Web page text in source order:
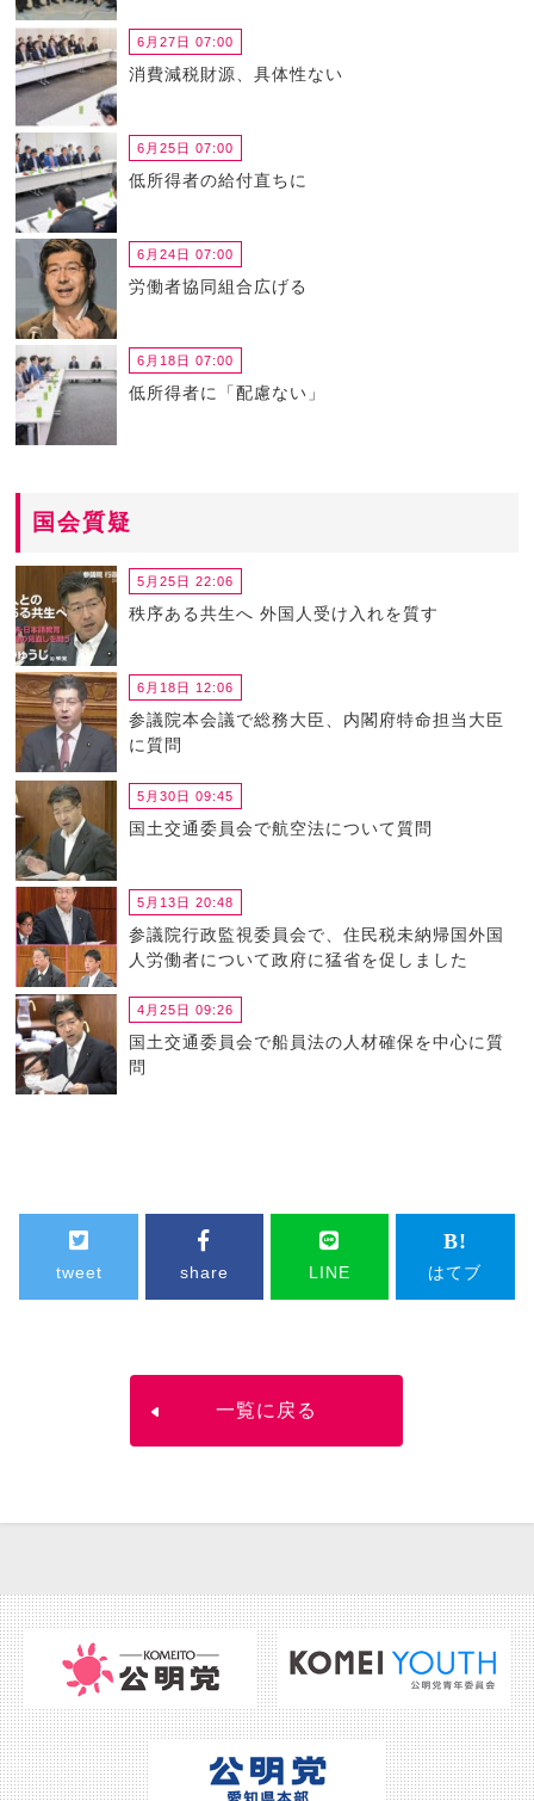
6月27日 07:00
消費減税財源、具体性ない
6月25日 07:00
低所得者の給付直ちに
6月24日 07:00
労働者協同組合広げる
6月18日 07:00
低所得者に「配慮ない」
国会質疑
5月25日 22:06
秩序ある共生へ 外国人受け入れを質す
6月18日 12:06
参議院本会議で総務大臣、内閣府特命担当大臣
に質問
5月30日 09:45
国土交通委員会で航空法について質問
5月13日 20:48
参議院行政監視委員会で、住民税未納帰国外国
人労働者について政府に猛省を促しました
4月25日 09:26
国土交通委員会で船員法の人材確保を中心に質
問
tweet share LINE はてブ
一覧に戻る